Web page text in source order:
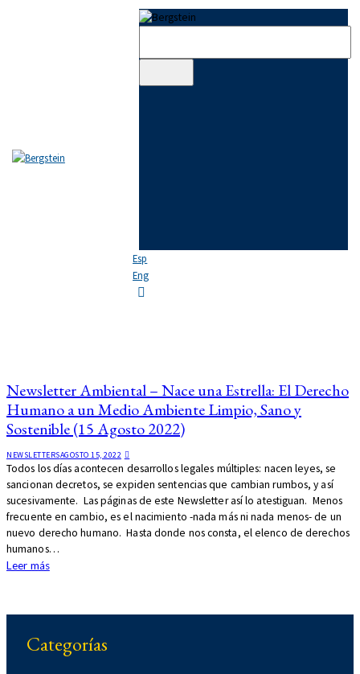
Skip to sidebarSkip to footer
Esp
Eng
EQUIPO
ÁREAS DE PRÁCTICA
Newsletter Ambiental – Nace una Estrella: El Derecho
Humano a un Medio Ambiente Limpio, Sano y
Sostenible (15 Agosto 2022)
NEWSLETTERSAGOSTO 15, 2022
Todos los días acontecen desarrollos legales múltiples: nacen leyes, se
sancionan decretos, se expiden sentencias que cambian rumbos, y así
sucesivamente. Las páginas de este Newsletter así lo atestiguan. Menos
frecuente en cambio, es el nacimiento -nada más ni nada menos- de un
nuevo derecho humano. Hasta donde nos consta, el elenco de derechos
humanos…
Leer más
Categorías